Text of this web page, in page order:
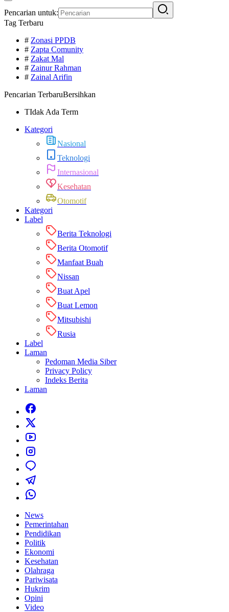
Pencarian untuk:
Tag Terbaru
# Zonasi PPDB
# Zapta Comunity
# Zakat Mal
# Zainur Rahman
# Zainal Arifin
Pencarian TerbaruBersihkan
TIdak Ada Term
Kategori
Nasional
Teknologi
Internasional
Kesehatan
Otomotif
Kategori
Label
Berita Teknologi
Berita Otomotif
Manfaat Buah
Nissan
Buat Apel
Buat Lemon
Mitsubishi
Rusia
Label
Laman
Pedoman Media Siber
Privacy Policy
Indeks Berita
Laman
News
Pemerintahan
Pendidikan
Politik
Ekonomi
Kesehatan
Olahraga
Pariwisata
Hukrim
Opini
Video